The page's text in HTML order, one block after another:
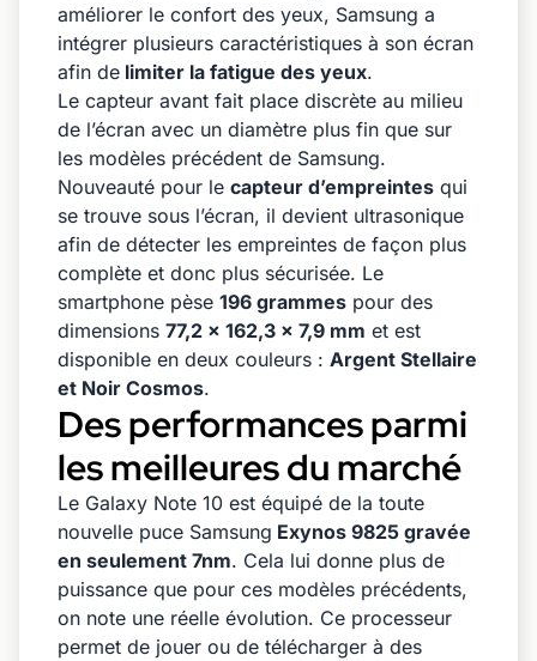
améliorer le confort des yeux, Samsung a
intégrer plusieurs caractéristiques à son écran
afin de limiter la fatigue des yeux.
Le capteur avant fait place discrète au milieu
de l’écran avec un diamètre plus fin que sur
les modèles précédent de Samsung.
Nouveauté pour le capteur d’empreintes qui
se trouve sous l’écran, il devient ultrasonique
afin de détecter les empreintes de façon plus
complète et donc plus sécurisée. Le
smartphone pèse 196 grammes pour des
dimensions 77,2 x 162,3 x 7,9 mm et est
disponible en deux couleurs : Argent Stellaire
et Noir Cosmos.
Des performances parmi
les meilleures du marché
Le Galaxy Note 10 est équipé de la toute
nouvelle puce Samsung Exynos 9825 gravée
en seulement 7nm. Cela lui donne plus de
puissance que pour ces modèles précédents,
on note une réelle évolution. Ce processeur
permet de jouer ou de télécharger à des